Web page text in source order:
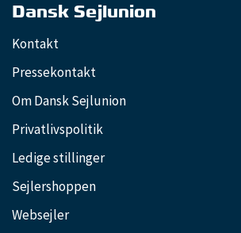
Dansk Sejlunion
Kontakt
Pressekontakt
Om Dansk Sejlunion
Privatlivspolitik
Ledige stillinger
Sejlershoppen
Websejler